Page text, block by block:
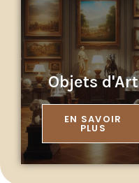
Objets d'Art
EN SAVOIR
PLUS